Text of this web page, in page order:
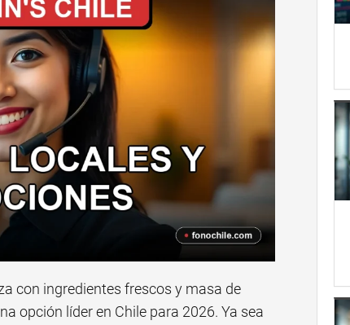
con ingredientes frescos y masa de
opción líder en Chile para 2026. Ya sea